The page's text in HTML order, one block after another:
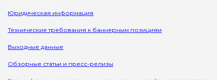
Юридическая информация
Технические требования к баннерным позициям
Выходные данные
Обзорные статьи и пресс-релизы